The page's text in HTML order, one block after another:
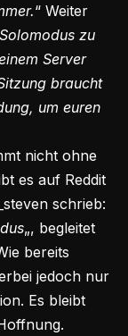
“ Weiter
zu
Server
braucht
um euren
nicht ohne
es auf Reddit
schrieb:
„, begleitet
bereits
jedoch nur
Es bleibt